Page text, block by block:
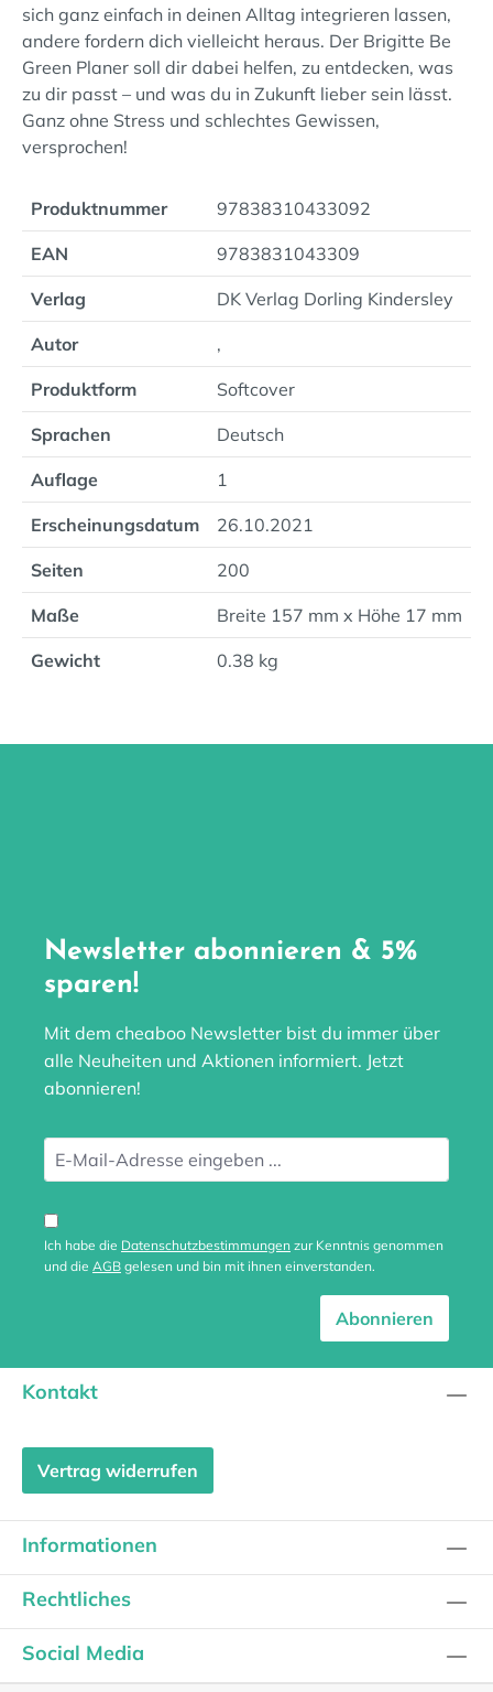
sich ganz einfach in deinen Alltag integrieren lassen,
andere fordern dich vielleicht heraus. Der Brigitte Be
Green Planer soll dir dabei helfen, zu entdecken, was
zu dir passt – und was du in Zukunft lieber sein lässt.
Ganz ohne Stress und schlechtes Gewissen,
versprochen!
Produktnummer 97838310433092
EAN 9783831043309
Verlag DK Verlag Dorling Kindersley
Autor ,
Produktform Softcover
Sprachen Deutsch
Auflage 1
Erscheinungsdatum 26.10.2021
Seiten 200
Maße Breite 157 mm x Höhe 17 mm
Gewicht 0.38 kg
Newsletter abonnieren & 5%
sparen!
Mit dem cheaboo Newsletter bist du immer über
alle Neuheiten und Aktionen informiert. Jetzt
abonnieren!
Ich habe die Datenschutzbestimmungen zur Kenntnis genommen
und die AGB gelesen und bin mit ihnen einverstanden.
Abonnieren
Kontakt
Vertrag widerrufen
Informationen
Rechtliches
Social Media